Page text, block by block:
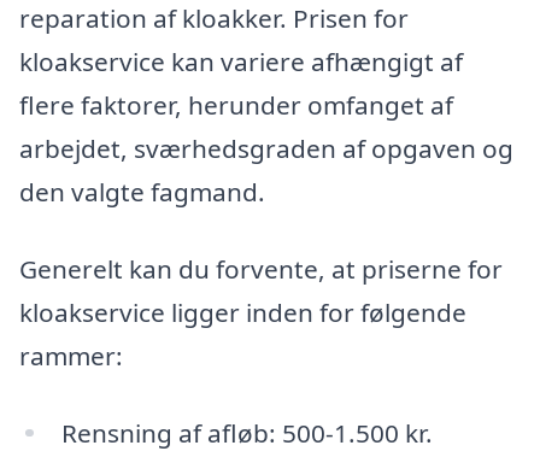
reparation af kloakker. Prisen for
kloakservice kan variere afhængigt af
flere faktorer, herunder omfanget af
arbejdet, sværhedsgraden af opgaven og
den valgte fagmand.
Generelt kan du forvente, at priserne for
kloakservice ligger inden for følgende
rammer:
Rensning af afløb: 500-1.500 kr.